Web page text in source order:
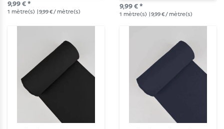
9,99 € *
1 mètre(s) | 9,99 € / mètre(s)
9,99 € *
1 mètre(s) | 9,99 € / mètre(s)